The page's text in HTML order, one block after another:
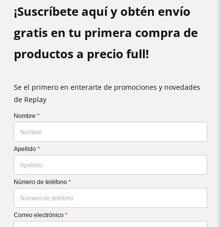
¡Suscríbete aquí y obtén envío
gratis en tu primera compra de
productos a precio full!
Se el primero en enterarte de promociones y novedades
de Replay
Nombre *
Apellido *
Número de teléfono *
Correo electrónico *